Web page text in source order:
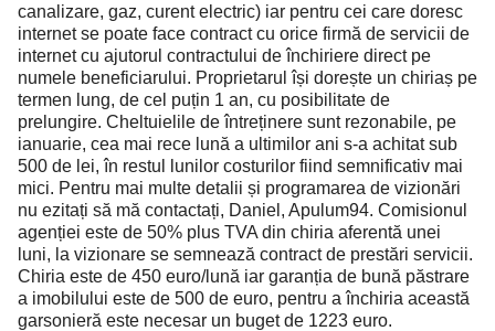
canalizare, gaz, curent electric) iar pentru cei care doresc
internet se poate face contract cu orice firmă de servicii de
internet cu ajutorul contractului de închiriere direct pe
numele beneficiarului. Proprietarul își dorește un chiriaș pe
termen lung, de cel puțin 1 an, cu posibilitate de
prelungire. Cheltuielile de întreținere sunt rezonabile, pe
ianuarie, cea mai rece lună a ultimilor ani s-a achitat sub
500 de lei, în restul lunilor costurilor fiind semnificativ mai
mici. Pentru mai multe detalii și programarea de vizionări
nu ezitați să mă contactați, Daniel, Apulum94. Comisionul
agenției este de 50% plus TVA din chiria aferentă unei
luni, la vizionare se semnează contract de prestări servicii.
Chiria este de 450 euro/lună iar garanția de bună păstrare
a imobilului este de 500 de euro, pentru a închiria această
garsonieră este necesar un buget de 1223 euro.